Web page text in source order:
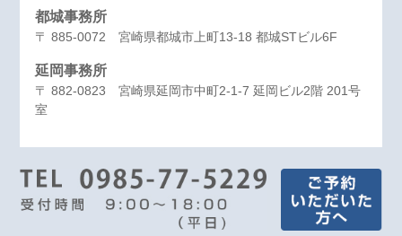
都城事務所
〒 885-0072 宮崎県都城市上町13-18 都城STビル6F
延岡事務所
〒 882-0823 宮崎県延岡市中町2-1-7 延岡ビル2階 201号
室